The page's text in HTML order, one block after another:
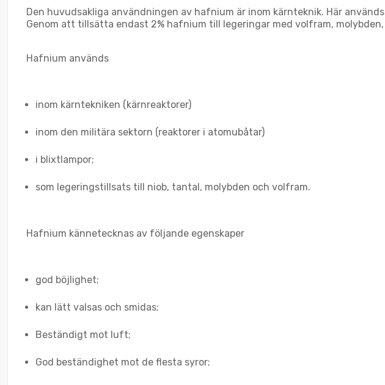
Den huvudsakliga användningen av hafnium är inom kärnteknik. Här
Genom att tillsätta endast 2% hafnium till legeringar med volfram,
Hafnium används
inom kärntekniken (kärnreaktorer)
inom den militära sektorn (reaktorer i atomubåtar)
i blixtlampor;
som legeringstillsats till niob, tantal, molybden och volfram.
Hafnium kännetecknas av följande egenskaper
god böjlighet;
kan lätt valsas och smidas;
Beständigt mot luft;
God beständighet mot de flesta syror;